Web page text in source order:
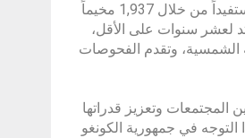
والسودان والعراق ولبنان وبنغلاديش وسريلانكا وتنزانيا ونيبال؛ حيث أسهمت في تحسين حياة 178,740 مستفيداً من خلال 1,937 مخيماً
التزام تشغيلي يمتد لعشر سنوات على الأقل،
الشمسية، وتقدم الفحوصات
وتعزيز قدراتها
التوجه في جمهورية الكونغو